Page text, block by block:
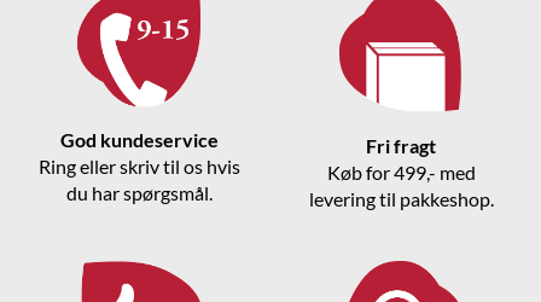
God kundeservice
Ring eller skriv til os hvis
du har spørgsmål.
Fri fragt
Køb for 499,- med
levering til pakkeshop.